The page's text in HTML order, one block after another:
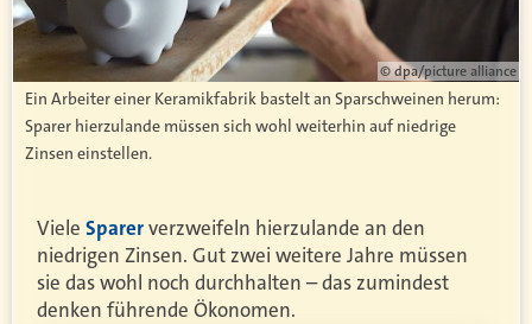
© dpa/picture alliance
Ein Arbeiter einer Keramikfabrik bastelt an Sparschweinen herum:
Sparer hierzulande müssen sich wohl weiterhin auf niedrige
Zinsen einstellen.
Viele Sparerverzweifeln hierzulande an den
niedrigen Zinsen. Gut zwei weitere Jahre müssen
sie das wohl noch durchhalten – das zumindest
denken führende Ökonomen.